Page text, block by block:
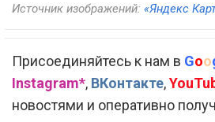
Источник изображений: «Яндекс
Присоединяйтесь к нам в Goo
Instagram*, ВКонтакте,
новостями и оперативно